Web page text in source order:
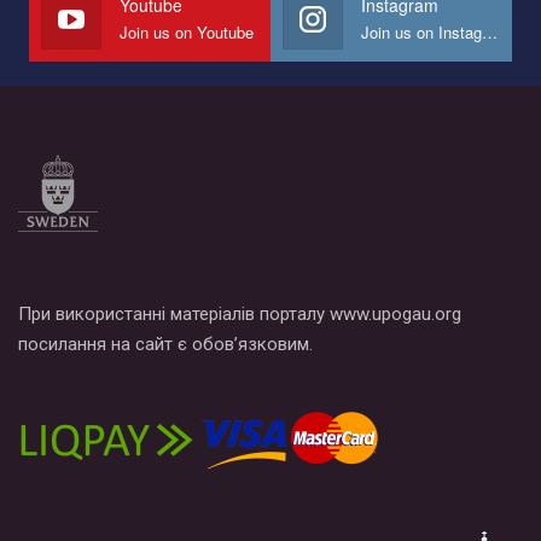
Все, что вам нужно сделать - это зайти на наш канал YouTube
по этой ссылке и поставить лайк под видео.
Join us on Youtube Join us on Instagram
При використанні матеріалів порталу www.upogau.org
посилання на сайт є обов’язковим.